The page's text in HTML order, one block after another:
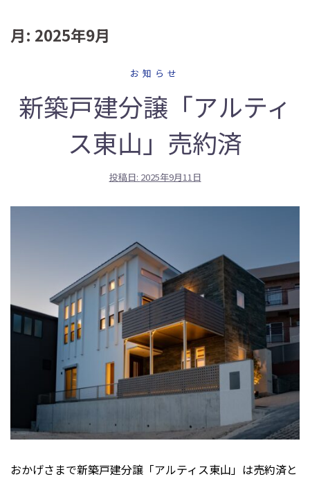
月: 2025年9月
お知らせ
新築戸建分譲「アルティ
ス東山」売約済
投稿日: 2025年9月11日
おかげさまで新築戸建分譲「アルティス東山」は売約済と